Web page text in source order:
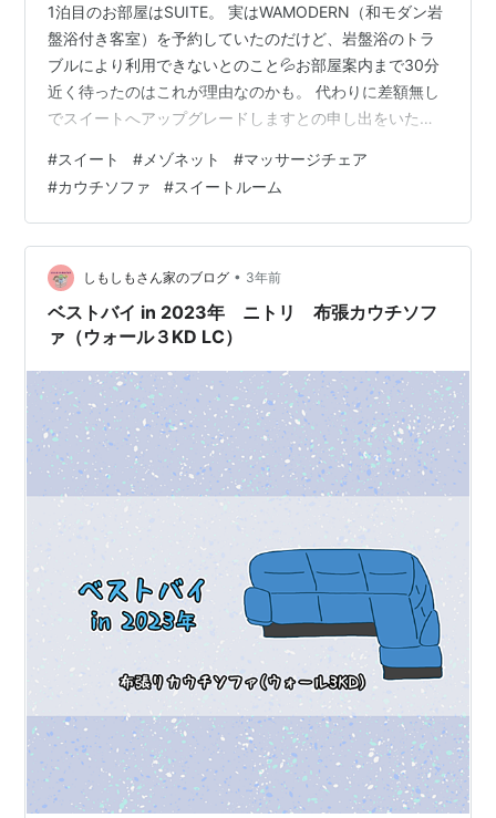
1泊目のお部屋はSUITE。 実はWAMODERN（和モダン岩
盤浴付き客室）を予約していたのだけど、岩盤浴のトラ
ブルにより利用できないとのこと💦お部屋案内まで30分
近く待ったのはこれが理由なのかも。 代わりに差額無し
でスイートへアップグレードしますとの申し出をいただ
なあ😅 案内されたのは9階の926。前回のスイートは6階
だったのでこれは嬉しい。少し沈んでいた気持ちも元通
りに✨ 入口は廊下から奥まった位置にあって、プライベ
ート感を演出しています。 玄関周りはとても広々してい
て、さすがスイート！ドアはオートロックだったかと。
靴箱や階段もデザイン…
#スイート # メゾネット #マッサージチェア
#カウチソファ #スイートルーム
しもしもさん家のブログ • 3年前
ベストバイ in 2023年 ニトリ 布張カウチソフ
ァ（ウォール３KD LC）